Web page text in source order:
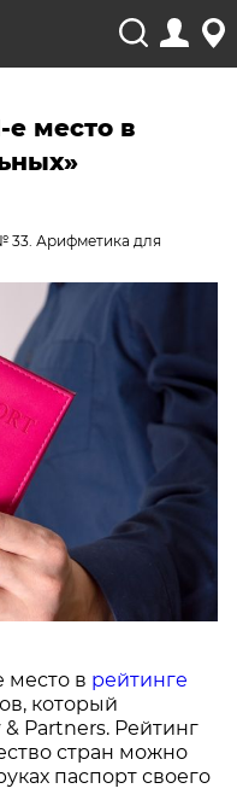
е место в
33. Арифметика для
место в рейтинге
который
Partners. Рейтинг
стран можно
паспорт своего